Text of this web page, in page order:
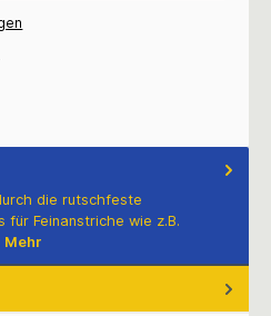
die rutschfeste
für Feinanstriche wie z.B.
Mehr